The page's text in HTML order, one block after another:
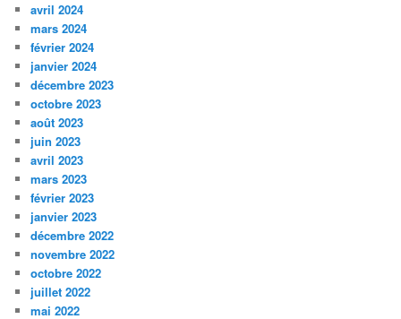
avril 2024
mars 2024
février 2024
janvier 2024
décembre 2023
octobre 2023
août 2023
juin 2023
avril 2023
mars 2023
février 2023
janvier 2023
décembre 2022
novembre 2022
octobre 2022
juillet 2022
mai 2022